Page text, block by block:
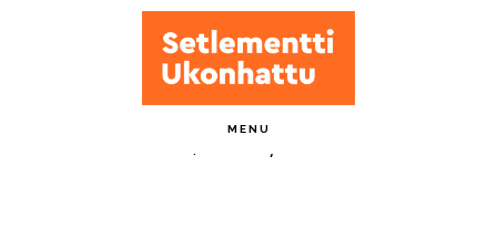
MENU
Ruokalista 24.11-30.11
23 marraskuun, 2025by